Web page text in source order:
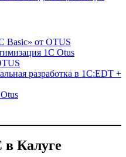
Basic» от OTUS
1С Otus
разработка в 1С:EDT +
Калуге